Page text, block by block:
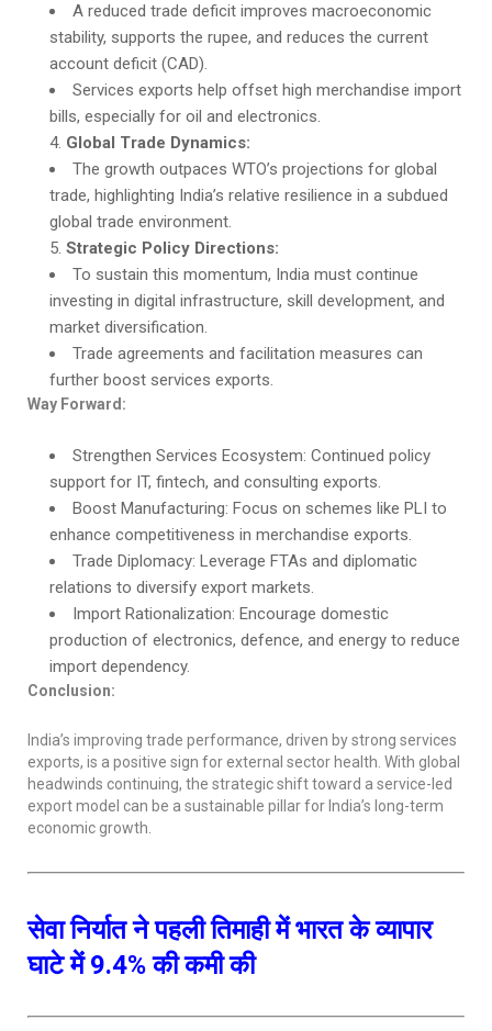
A reduced trade deficit improves macroeconomic
stability, supports the rupee, and reduces the current
account deficit (CAD).
Services exports help offset high merchandise import
bills, especially for oil and electronics.
Global Trade Dynamics:
The growth outpaces WTO’s projections for global
trade, highlighting India’s relative resilience in a subdued
global trade environment.
Strategic Policy Directions:
To sustain this momentum, India must continue
investing in digital infrastructure, skill development, and
market diversification.
Trade agreements and facilitation measures can
further boost services exports.
Way Forward:
Strengthen Services Ecosystem: Continued policy
support for IT, fintech, and consulting exports.
Boost Manufacturing: Focus on schemes like PLI to
enhance competitiveness in merchandise exports.
Trade Diplomacy: Leverage FTAs and diplomatic
relations to diversify export markets.
Import Rationalization: Encourage domestic
production of electronics, defence, and energy to reduce
import dependency.
Conclusion:
India’s improving trade performance, driven by strong services
exports, is a positive sign for external sector health. With global
headwinds continuing, the strategic shift toward a service-led
export model can be a sustainable pillar for India’s long-term
economic growth.
सेवा निर्यात ने पहली तिमाही में भारत के व्यापार
घाटे में 9.4% की कमी की